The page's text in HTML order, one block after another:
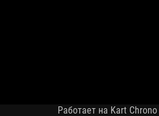
Работает на Kart Chrono